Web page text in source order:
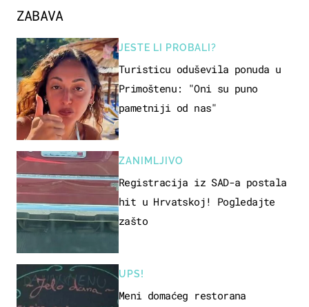
ZABAVA
JESTE LI PROBALI?
Turisticu oduševila ponuda u
Primoštenu: "Oni su puno
pametniji od nas"
ZANIMLJIVO
Registracija iz SAD-a postala
hit u Hrvatskoj! Pogledajte
zašto
UPS!
Meni domaćeg restorana